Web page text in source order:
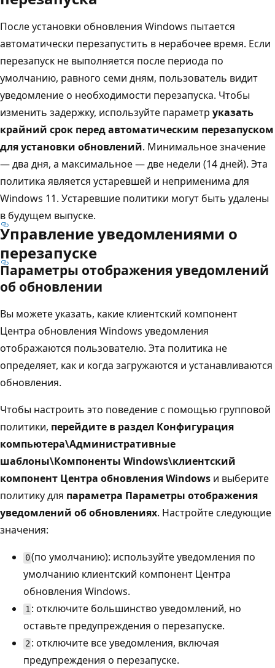
После установки обновления Windows пытается
автоматически перезапустить в нерабочее время. Если
перезапуск не выполняется после периода по
умолчанию, равного семи дням, пользователь видит
уведомление о необходимости перезапуска. Чтобы
изменить задержку, используйте параметр указать
крайний срок перед автоматическим перезапуском
для установки обновлений. Минимальное значение
— два дня, а максимальное — две недели (14 дней). Эта
политика является устаревшей и неприменима для
Windows 11. Устаревшие политики могут быть удалены
в будущем выпуске.
Управление уведомлениями о
перезапуске
Параметры отображения уведомлений
об обновлении
Вы можете указать, какие клиентский компонент
Центра обновления Windows уведомления
отображаются пользователю. Эта политика не
определяет, как и когда загружаются и устанавливаются
обновления.
Чтобы настроить это поведение с помощью групповой
политики, перейдите в раздел Конфигурация
компьютера\Административные
шаблоны\Компоненты Windows\клиентский
компонент Центра обновления Windows и выберите
политику для параметра Параметры отображения
уведомлений об обновлениях. Настройте следующие
значения:
0(по умолчанию): используйте уведомления по
умолчанию клиентский компонент Центра
обновления Windows.
1 : отключите большинство уведомлений, но
оставьте предупреждения о перезапуске.
2 : отключите все уведомления, включая
предупреждения о перезапуске.